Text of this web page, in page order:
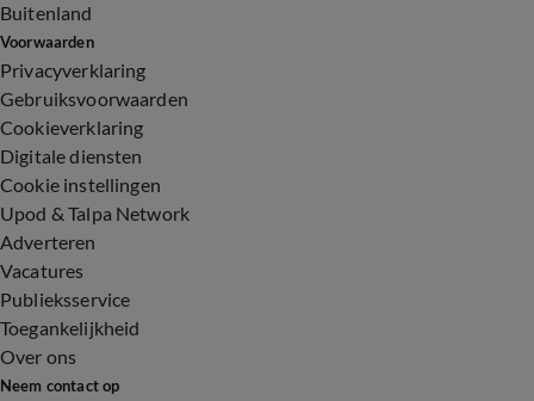
Buitenland
Voorwaarden
Privacyverklaring
Gebruiksvoorwaarden
Cookieverklaring
Digitale diensten
Cookie instellingen
Upod & Talpa Network
Adverteren
Vacatures
Publieksservice
Toegankelijkheid
Over ons
Neem contact op